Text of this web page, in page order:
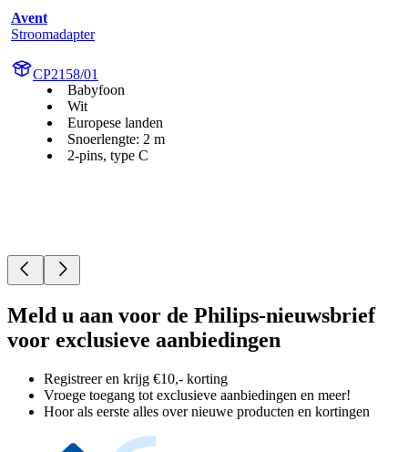
Avent
Stroomadapter
CP2158/01
Babyfoon
Wit
Europese landen
Snoerlengte: 2 m
2-pins, type C
Meld u aan voor de Philips-nieuwsbrief
voor exclusieve aanbiedingen
Registreer en krijg €10,- korting
Vroege toegang tot exclusieve aanbiedingen en meer!
Hoor als eerste alles over nieuwe producten en kortingen